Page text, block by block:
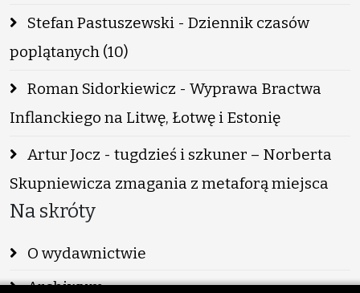
Stefan Pastuszewski - Dziennik czasów
poplątanych (10)
Roman Sidorkiewicz - Wyprawa Bractwa
Inflanckiego na Litwę, Łotwę i Estonię
Artur Jocz - tugdzieś i szkuner – Norberta
Skupniewicza zmagania z metaforą miejsca
Na skróty
O wydawnictwie
Archiwum